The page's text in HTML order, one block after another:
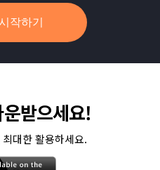
작하기
받으세요!
대한 활용하세요.